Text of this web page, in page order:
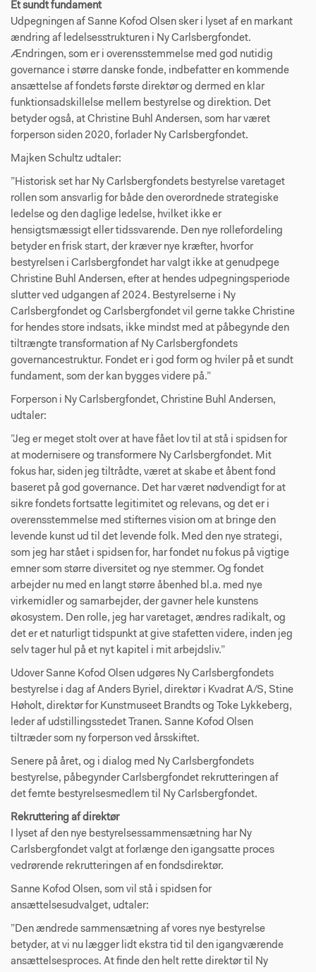
Et sundt fundament
Udpegningen af Sanne Kofod Olsen sker i lyset af en markant
ændring af ledelsesstrukturen i Ny Carlsbergfondet.
Ændringen, som er i overensstemmelse med god nutidig
governance i større danske fonde, indbefatter en kommende
ansættelse af fondets første direktør og dermed en klar
funktionsadskillelse mellem bestyrelse og direktion. Det
betyder også, at Christine Buhl Andersen, som har været
forperson siden 2020, forlader Ny Carlsbergfondet.
Majken Schultz udtaler:
”Historisk set har Ny Carlsbergfondets bestyrelse varetaget
rollen som ansvarlig for både den overordnede strategiske
ledelse og den daglige ledelse, hvilket ikke er
hensigtsmæssigt eller tidssvarende. Den nye rollefordeling
betyder en frisk start, der kræver nye kræfter, hvorfor
bestyrelsen i Carlsbergfondet har valgt ikke at genudpege
Christine Buhl Andersen, efter at hendes udpegningsperiode
slutter ved udgangen af 2024. Bestyrelserne i Ny
Carlsbergfondet og Carlsbergfondet vil gerne takke Christine
for hendes store indsats, ikke mindst med at påbegynde den
tiltrængte transformation af Ny Carlsbergfondets
governancestruktur. Fondet er i god form og hviler på et sundt
fundament, som der kan bygges videre på.”
Forperson i Ny Carlsbergfondet, Christine Buhl Andersen,
udtaler:
”Jeg er meget stolt over at have fået lov til at stå i spidsen for
at modernisere og transformere Ny Carlsbergfondet. Mit
fokus har, siden jeg tiltrådte, været at skabe et åbent fond
baseret på god governance. Det har været nødvendigt for at
sikre fondets fortsatte legitimitet og relevans, og det er i
overensstemmelse med stifternes vision om at bringe den
levende kunst ud til det levende folk. Med den nye strategi,
som jeg har stået i spidsen for, har fondet nu fokus på vigtige
emner som større diversitet og nye stemmer. Og fondet
arbejder nu med en langt større åbenhed bl.a. med nye
virkemidler og samarbejder, der gavner hele kunstens
økosystem. Den rolle, jeg har varetaget, ændres radikalt, og
det er et naturligt tidspunkt at give stafetten videre, inden jeg
selv tager hul på et nyt kapitel i mit arbejdsliv.”
Udover Sanne Kofod Olsen udgøres Ny Carlsbergfondets
bestyrelse i dag af Anders Byriel, direktør i Kvadrat A/S, Stine
Høholt, direktør for Kunstmuseet Brandts og Toke Lykkeberg,
leder af udstillingsstedet Tranen. Sanne Kofod Olsen
tiltræder som ny forperson ved årsskiftet.
Senere på året, og i dialog med Ny Carlsbergfondets
bestyrelse, påbegynder Carlsbergfondet rekrutteringen af
det femte bestyrelsesmedlem til Ny Carlsbergfondet.
Rekruttering af direktør
I lyset af den nye bestyrelsessammensætning har Ny
Carlsbergfondet valgt at forlænge den igangsatte proces
vedrørende rekrutteringen af en fondsdirektør.
Sanne Kofod Olsen, som vil stå i spidsen for
ansættelsesudvalget, udtaler:
”Den ændrede sammensætning af vores nye bestyrelse
betyder, at vi nu lægger lidt ekstra tid til den igangværende
ansættelsesproces. At finde den helt rette direktør til Ny